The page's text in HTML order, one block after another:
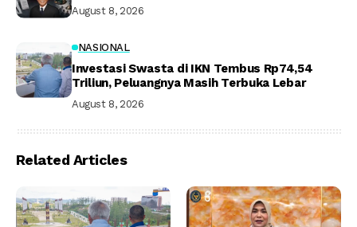
August 8, 2026
NASIONAL
Investasi Swasta di IKN Tembus Rp74,54
Triliun, Peluangnya Masih Terbuka Lebar
August 8, 2026
Related Articles